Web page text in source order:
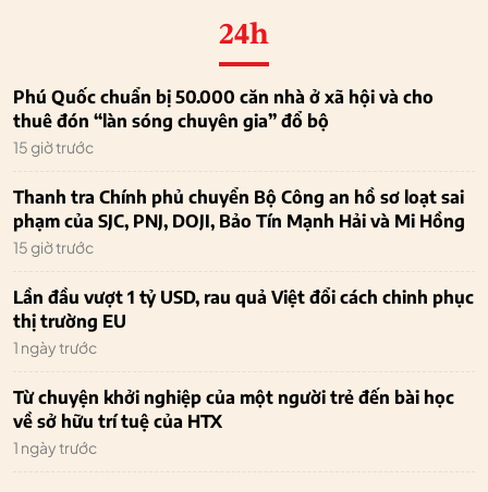
24h
Phú Quốc chuẩn bị 50.000 căn nhà ở xã hội và cho
thuê đón “làn sóng chuyên gia” đổ bộ
15 giờ trước
Thanh tra Chính phủ chuyển Bộ Công an hồ sơ loạt sai
phạm của SJC, PNJ, DOJI, Bảo Tín Mạnh Hải và Mi Hồng
15 giờ trước
Lần đầu vượt 1 tỷ USD, rau quả Việt đổi cách chinh phục
thị trường EU
1 ngày trước
Từ chuyện khởi nghiệp của một người trẻ đến bài học
về sở hữu trí tuệ của HTX
1 ngày trước